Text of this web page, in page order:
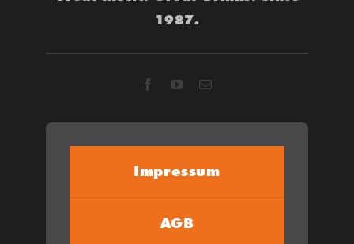
1987.
Impressum
AGB